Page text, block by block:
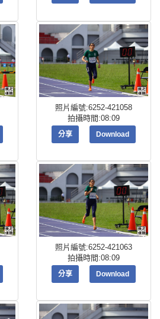
照片編號:6252-421058
拍攝時間:08:09
分享 Download
照片編號:6252-421063
拍攝時間:08:09
分享 Download